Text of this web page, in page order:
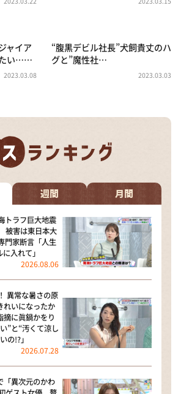
田×福井アナ「なんでやねん！？」
）
ラダ
スライブ 正義のミカタ
しゃい！
ャイア
たい……
2023.03.08
“腹黒デビル社長”犬飼貴丈のハ
グと”魔性社…
2023.03.03
週間 月間
トラフ巨大地震
被害は東日本大
門家断言「人生
入れて」
2026.08.06
異常な暑さの原
れいになったか
摘に眞鍋かをり
”と“汚くて涼し
の!?」
2026.07.28
「異次元のかわ